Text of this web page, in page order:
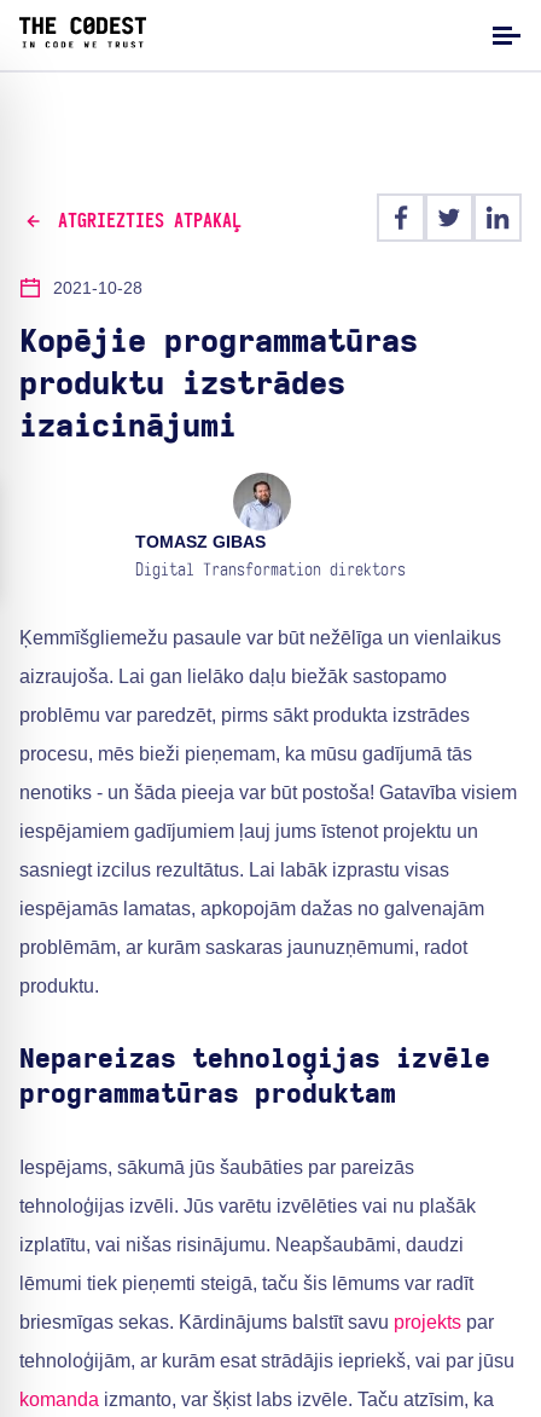
ATGRIEZTIES ATPAKAĻ
2021-10-28
Kopējie programmatūras
produktu izstrādes
izaicinājumi
TOMASZ GIBAS
Digital Transformation direktors
Ķemmīšgliemežu pasaule var būt nežēlīga un vienlaikus
aizraujoša. Lai gan lielāko daļu biežāk sastopamo
problēmu var paredzēt, pirms sākt produkta izstrādes
procesu, mēs bieži pieņemam, ka mūsu gadījumā tās
nenotiks - un šāda pieeja var būt postoša! Gatavība visiem
iespējamiem gadījumiem ļauj jums īstenot projektu un
sasniegt izcilus rezultātus. Lai labāk izprastu visas
iespējamās lamatas, apkopojām dažas no galvenajām
problēmām, ar kurām saskaras jaunuzņēmumi, radot
produktu.
Nepareizas tehnoloģijas izvēle
programmatūras produktam
Iespējams, sākumā jūs šaubāties par pareizās
tehnoloģijas izvēli. Jūs varētu izvēlēties vai nu plašāk
izplatītu, vai nišas risinājumu. Neapšaubāmi, daudzi
lēmumi tiek pieņemti steigā, taču šis lēmums var radīt
briesmīgas sekas. Kārdinājums balstīt savu projekts par
tehnoloģijām, ar kurām esat strādājis iepriekš, vai par jūsu
komanda izmanto, var šķist labs izvēle. Taču atzīsim, ka